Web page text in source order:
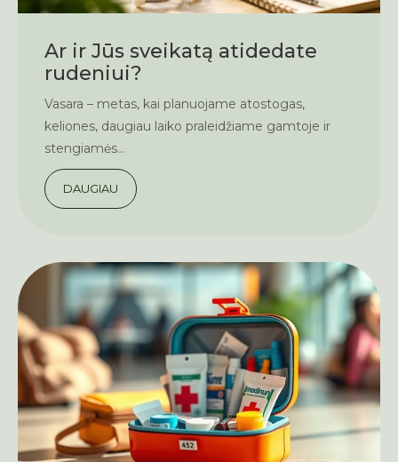
Ar ir Jūs sveikatą atidedate
rudeniui?
Vasara – metas, kai planuojame atostogas,
keliones, daugiau laiko praleidžiame gamtoje ir
stengiamės...
DAUGIAU